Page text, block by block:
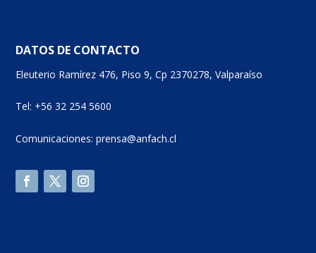
DATOS DE CONTACTO
Eleuterio Ramírez 476, Piso 9, Cp 2370278, Valparaíso
Tel: +56 32 254 5600
Comunicaciones: prensa@anfach.cl